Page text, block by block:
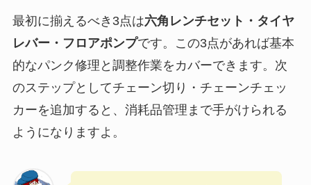
最初に揃えるべき3点は六角レンチセット・タイヤ
レバー・フロアポンプです。この3点があれば基本
的なパンク修理と調整作業をカバーできます。次
のステップとしてチェーン切り・チェーンチェッ
カーを追加すると、消耗品管理まで手がけられる
ようになりますよ。